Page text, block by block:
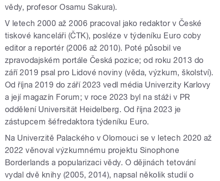
vědy, profesor Osamu Sakura).
V letech 2000 až 2006 pracoval jako redaktor v České
tiskové kanceláři (ČTK), posléze v týdeníku Euro coby
editor a reportér (2006 až 2010). Poté působil ve
zpravodajském portále Česká pozice; od roku 2013 do
září 2019 psal pro Lidové noviny (věda, výzkum, školství).
Od října 2019 do září 2023 vedl média Univerzity Karlovy
a její magazín Forum; v roce 2023 byl na stáži v PR
oddělení Universität Heidelberg. Od října 2023 je
zástupcem šéfredaktora týdeníku Euro.
Na Univerzitě Palackého v Olomouci se v letech 2020 až
2022 věnoval výzkumnému projektu Sinophone
Borderlands a popularizaci vědy. O dějinách tetování
vydal dvě knihy (2005, 2014), napsal několik studií o